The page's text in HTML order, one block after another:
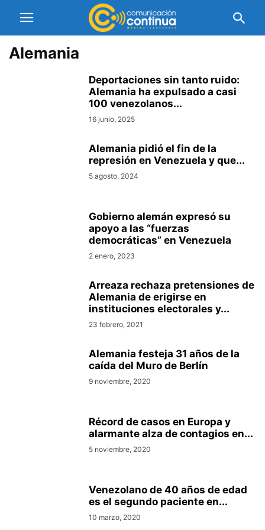
Alemania
Deportaciones sin tanto ruido:
Alemania ha expulsado a casi
100 venezolanos...
16 junio, 2025
Alemania pidió el fin de la
represión en Venezuela y que...
5 agosto, 2024
Gobierno alemán expresó su
apoyo a las “fuerzas
democráticas” en Venezuela
2 enero, 2023
Arreaza rechaza pretensiones de
Alemania de erigirse en
instituciones electorales y...
23 febrero, 2021
Alemania festeja 31 años de la
caída del Muro de Berlín
9 noviembre, 2020
Récord de casos en Europa y
alarmante alza de contagios en...
5 noviembre, 2020
Venezolano de 40 años de edad
es el segundo paciente en...
10 marzo, 2020